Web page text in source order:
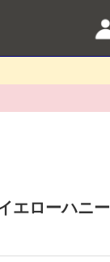
エローハニー